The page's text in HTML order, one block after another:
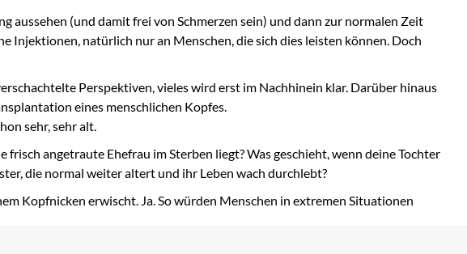
aussehen (und damit frei von Schmerzen sein) und dann zur normalen Zeit
Injektionen, natürlich nur an Menschen, die sich dies leisten können. Doch
Perspektiven, vieles wird erst im Nachhinein klar. Darüber hinaus
eines menschlichen Kopfes.
sehr, sehr alt.
angetraute Ehefrau im Sterben liegt? Was geschieht, wenn deine Tochter
die normal weiter altert und ihr Leben wach durchlebt?
Kopfnicken erwischt. Ja. So würden Menschen in extremen Situationen